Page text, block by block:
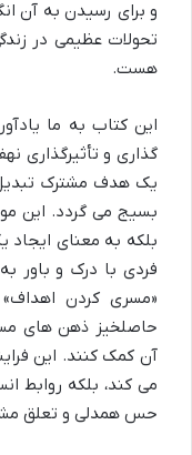
و برای رسیدن به آن
تحولات عظیمی در
هست.
این کتاب به ما
گذاری و
یک هدف مشترک
بسیج می گردد. این
بلکه به معنای
فردی با درک و باور
«مسری کردن
حاصلخیز ذهن های
آن کمک کنند. این
می کند، بلکه روابط
حس همدلی و تعلق